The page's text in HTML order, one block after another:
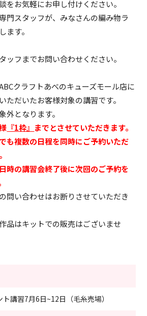
をお気軽にお申し付けください。
門スタッフが、みなさんの編み物ラ
ます。
ッフまでお問い合わせください。
クラフトあべのキューズモール店に
ただいたお客様対象の講習です。
外となります。
『1枠』 までとさせていただきます。
も複数の日程を同時にご予約いただ
時の講習会終了後に次回のご予約を
問い合わせはお断りさせていただき
品はキットでの販売はございませ
講習7月6日~12日（毛糸売場）